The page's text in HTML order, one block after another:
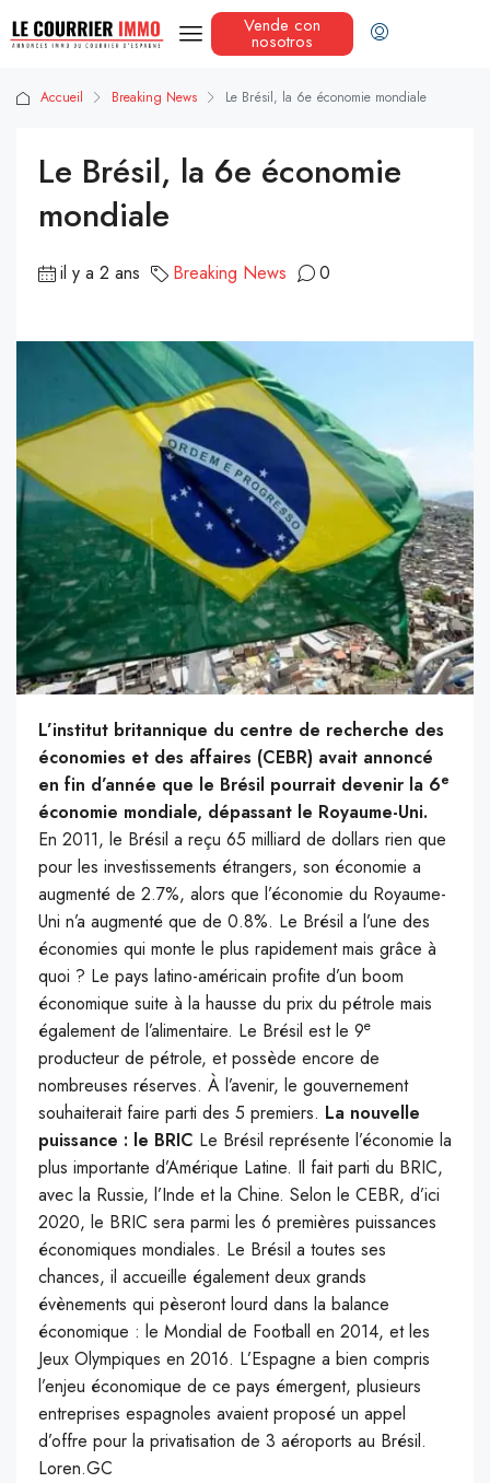
Vende con
nosotros
Accueil Breaking News Le Brésil, la 6e économie mondiale
Le Brésil, la 6e économie
mondiale
il y a 2 ans Breaking News 0
L’institut britannique du centre de recherche des
économies et des affaires (CEBR) avait annoncé
en fin d’année que le Brésil pourrait devenir la 6e
économie mondiale, dépassant le Royaume-Uni.
En 2011, le Brésil a reçu 65 milliard de dollars rien que
pour les investissements étrangers, son économie a
augmenté de 2.7%, alors que l’économie du Royaume-
Uni n’a augmenté que de 0.8%. Le Brésil a l’une des
économies qui monte le plus rapidement mais grâce à
quoi ? Le pays latino-américain profite d’un boom
économique suite à la hausse du prix du pétrole mais
également de l’alimentaire. Le Brésil est le 9e
producteur de pétrole, et possède encore de
nombreuses réserves. À l’avenir, le gouvernement
souhaiterait faire parti des 5 premiers. La nouvelle
puissance : le BRIC Le Brésil représente l’économie la
plus importante d’Amérique Latine. Il fait parti du BRIC,
avec la Russie, l’Inde et la Chine. Selon le CEBR, d’ici
2020, le BRIC sera parmi les 6 premières puissances
économiques mondiales. Le Brésil a toutes ses
chances, il accueille également deux grands
évènements qui pèseront lourd dans la balance
économique : le Mondial de Football en 2014, et les
Jeux Olympiques en 2016. L’Espagne a bien compris
l’enjeu économique de ce pays émergent, plusieurs
entreprises espagnoles avaient proposé un appel
d’offre pour la privatisation de 3 aéroports au Brésil.
Loren.GC